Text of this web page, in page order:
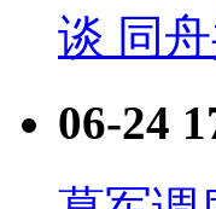
谈 同
06-24